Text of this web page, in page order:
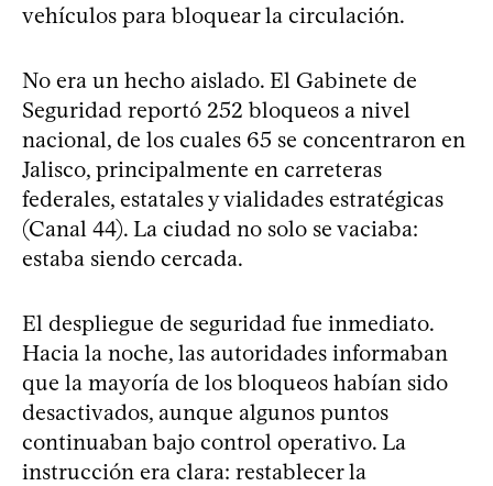
vehículos para bloquear la circulación.
No era un hecho aislado. El Gabinete de
Seguridad reportó 252 bloqueos a nivel
nacional, de los cuales 65 se concentraron en
Jalisco, principalmente en carreteras
federales, estatales y vialidades estratégicas
(Canal 44). La ciudad no solo se vaciaba:
estaba siendo cercada.
El despliegue de seguridad fue inmediato.
Hacia la noche, las autoridades informaban
que la mayoría de los bloqueos habían sido
desactivados, aunque algunos puntos
continuaban bajo control operativo. La
instrucción era clara: restablecer la